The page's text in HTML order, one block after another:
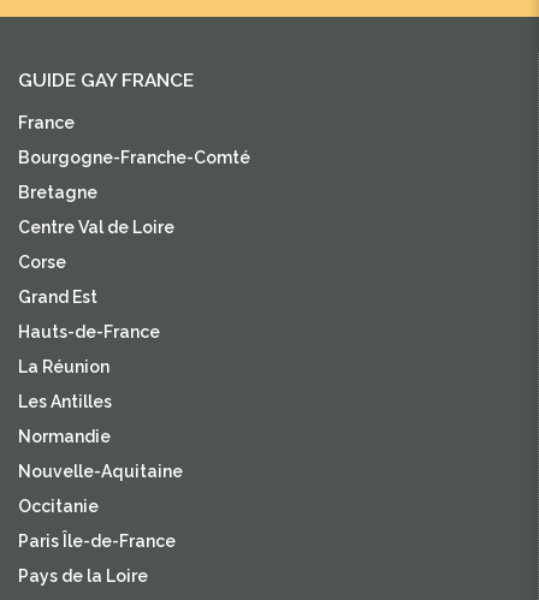
GUIDE GAY FRANCE
France
Bourgogne-Franche-Comté
Bretagne
Centre Val de Loire
Corse
Grand Est
Hauts-de-France
La Réunion
Les Antilles
Normandie
Nouvelle-Aquitaine
Occitanie
Paris Île-de-France
Pays de la Loire